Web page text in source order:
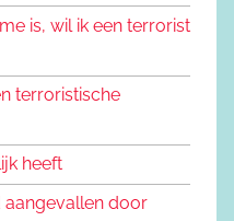
is, wil ik een terrorist
terroristische
heeft
door